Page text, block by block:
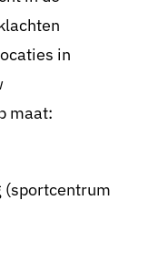
in
maat:
(sportcentrum